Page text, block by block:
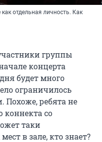
отдельная личность. Как
группы
концерта
будет много
ограничилось
Похоже, ребята не
коннекта со
таки
в зале, кто знает?